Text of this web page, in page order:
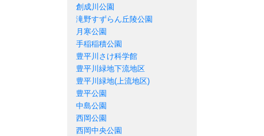
創成川公園
滝野すずらん丘陵公園
月寒公園
手稲稲積公園
豊平川さけ科学館
豊平川緑地下流地区
豊平川緑地(上流地区)
豊平公園
中島公園
西岡公園
西岡中央公園